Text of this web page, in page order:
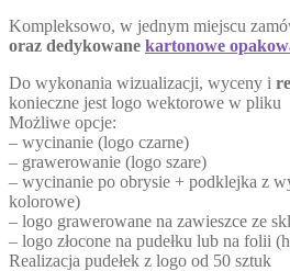
Kompleksowo, w jednym miejscu
oraz dedykowane kartonowe
Do wykonania wizualizacji, wyceny i
konieczne jest logo wektorowe w pliku
Możliwe opcje:
– wycinanie (logo czarne)
– grawerowanie (logo szare)
– wycinanie po obrysie + podklejka z
kolorowe)
– logo grawerowane na zawieszce ze
– logo złocone na pudełku lub na folii
Realizacja pudełek z logo od 50 sztuk